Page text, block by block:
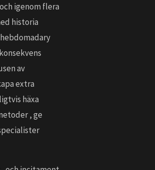
igenom flera
historia
av
extra
häxa
, ge